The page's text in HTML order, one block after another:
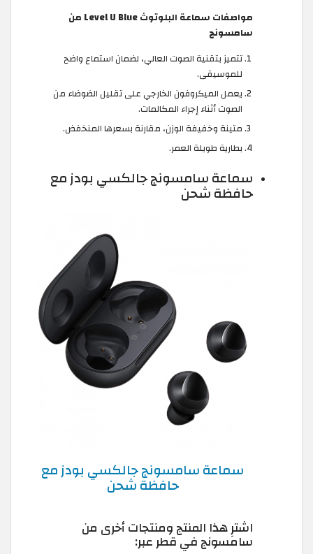
مواصفات سماعة البلوتوث Level U Blue من
سامسونج
تتميز بتقنية الصوت العالي، لضمان استماع واضح
للموسيقى.
يعمل الميكروفون الخارجي على تقليل الضوضاء من
الصوت أثناء إجراء المكالمات.
متينة وخفيفة الوزن، مقارنة بسعرها المنخفض.
بطارية طويلة العمر.
سماعة سامسونج جالكسي بودز مع
حافظة شحن
سماعة سامسونج جالكسي بودز مع
حافظة شحن
اشترِ هذا المنتج ومنتجات أخرى من
سامسونج في قطر عبر: